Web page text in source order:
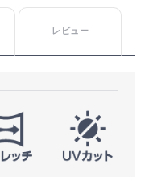
レビュー